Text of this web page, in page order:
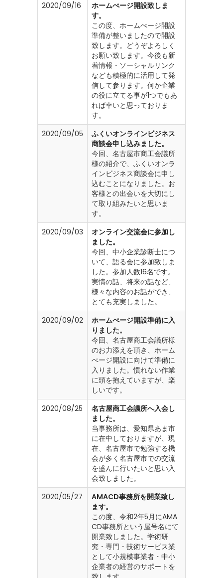
2020/09/16
ホームぺージ開設致しま
す。
この度、ホームぺージ開設
準備が整いましたので開設
致します。どうぞよろしく
お願い致します。今後も新
着情報・ソーシャルリンク
なども積極的に活用して発
信して参ります。何か企業
の役に立てる事が1つでもあ
れば幸いと思っておりま
す。
2020/09/05
ふくいオンラインビジネス
商談会申し込みました。
今回、名古屋市商工会議所
様の紹介で、ふくいオンラ
インビジネス商談会に申し
込むことになりました。お
客様との出会いを大切にし
て取り組みたいと思いま
す。
2020/09/03
オンライン交流会に参加し
ました。
今回、中小企業診断士につ
いて、語る会に参加致しま
した。参加人数16名です。
実情の話、将来の話など、
様々な内容のお話ができ、
とても充実しました。
2020/09/02
ホームぺージ開設準備に入
りました。
今回、名古屋商工会議所様
のお力添えを頂き、ホーム
ぺージ開設に向けて準備に
入りました。慣れない作業
に頭を抱えていますが、楽
しいです。
2020/08/25
名古屋商工会議所へ入会し
ました。
当事務所は、愛知県あま市
に在中しておりますが、現
在、名古屋市で勉強する機
会が多く名古屋市での交流
を盛んに行いたいと思い入
会致しました。
2020/05/27
AMACD事務所を開業致し
ます。
この度、令和2年5月にAMA
CD事務所という屋号名にて
開業致しました。学術研
究・専門・技術サービス業
として小規模事業者・中小
企業者の経営のサポートを